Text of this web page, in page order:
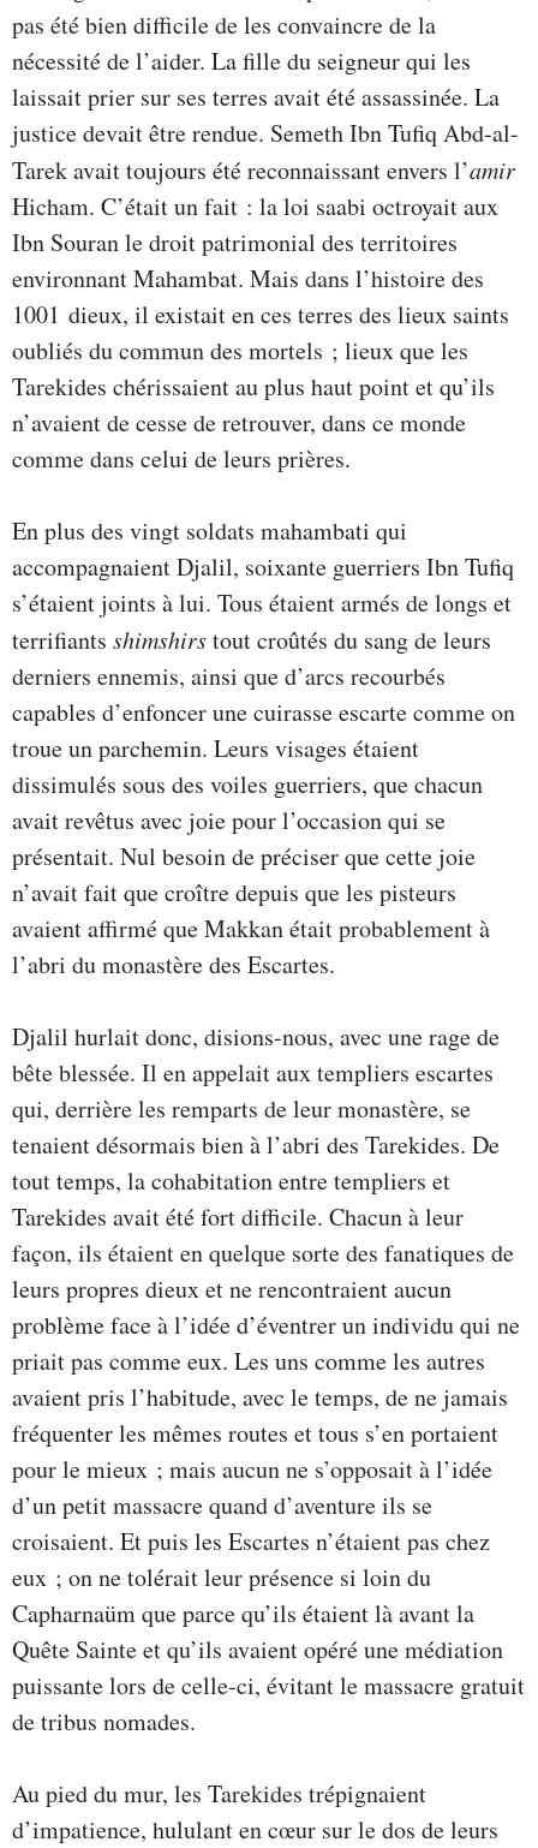
pas été bien difficile de les convaincre de la
nécessité de l’aider. La fille du seigneur qui les
laissait prier sur ses terres avait été assassinée. La
justice devait être rendue. Semeth Ibn Tufiq Abd-al-
Tarek avait toujours été reconnaissant envers l’amir
Hicham. C’était un fait : la loi saabi octroyait aux
Ibn Souran le droit patrimonial des territoires
environnant Mahambat. Mais dans l’histoire des
1001 dieux, il existait en ces terres des lieux saints
oubliés du commun des mortels ; lieux que les
Tarekides chérissaient au plus haut point et qu’ils
n’avaient de cesse de retrouver, dans ce monde
comme dans celui de leurs prières.
En plus des vingt soldats mahambati qui
accompagnaient Djalil, soixante guerriers Ibn Tufiq
s’étaient joints à lui. Tous étaient armés de longs et
terrifiants shimshirstout croûtés du sang de leurs
derniers ennemis, ainsi que d’arcs recourbés
capables d’enfoncer une cuirasse escarte comme on
troue un parchemin. Leurs visages étaient
dissimulés sous des voiles guerriers, que chacun
avait revêtus avec joie pour l’occasion qui se
présentait. Nul besoin de préciser que cette joie
n’avait fait que croître depuis que les pisteurs
avaient affirmé que Makkan était probablement à
l’abri du monastère des Escartes.
Djalil hurlait donc, disions-nous, avec une rage de
bête blessée. Il en appelait aux templiers escartes
qui, derrière les remparts de leur monastère, se
tenaient désormais bien à l’abri des Tarekides. De
tout temps, la cohabitation entre templiers et
Tarekides avait été fort difficile. Chacun à leur
façon, ils étaient en quelque sorte des fanatiques de
leurs propres dieux et ne rencontraient aucun
problème face à l’idée d’éventrer un individu qui ne
priait pas comme eux. Les uns comme les autres
avaient pris l’habitude, avec le temps, de ne jamais
fréquenter les mêmes routes et tous s’en portaient
pour le mieux ; mais aucun ne s’opposait à l’idée
d’un petit massacre quand d’aventure ils se
croisaient. Et puis les Escartes n’étaient pas chez
eux ; on ne tolérait leur présence si loin du
Capharnaüm que parce qu’ils étaient là avant la
Quête Sainte et qu’ils avaient opéré une médiation
puissante lors de celle-ci, évitant le massacre gratuit
de tribus nomades.
Au pied du mur, les Tarekides trépignaient
d’impatience, hululant en cœur sur le dos de leurs